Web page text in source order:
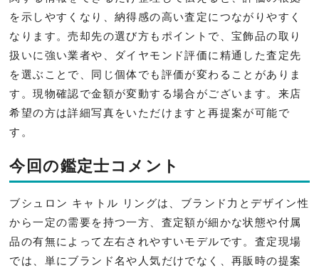
を示しやすくなり、納得感の高い査定につながりやすく
なります。売却先の選び方もポイントで、宝飾品の取り
扱いに強い業者や、ダイヤモンド評価に精通した査定先
を選ぶことで、同じ個体でも評価が変わることがありま
す。現物確認で金額が変動する場合がございます。来店
希望の方は詳細写真をいただけますと再提案が可能で
す。
今回の鑑定士コメント
ブシュロン キャトル リングは、ブランド力とデザイン性
から一定の需要を持つ一方、査定額が細かな状態や付属
品の有無によって左右されやすいモデルです。査定現場
では、単にブランド名や人気だけでなく、再販時の提案